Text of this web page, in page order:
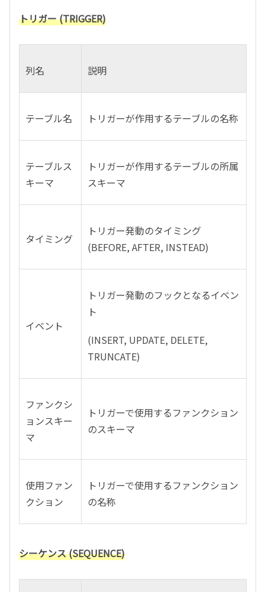
トリガー (TRIGGER)
列名 説明
テーブル名 トリガーが作用するテーブルの名称
テーブルス
キーマ
トリガーが作用するテーブルの所属
スキーマ
タイミング
トリガー発動のタイミング
(BEFORE, AFTER, INSTEAD)
イベント
トリガー発動のフックとなるイベン
ト
(INSERT, UPDATE, DELETE,
TRUNCATE)
ファンクシ
ョンスキー
マ
トリガーで使用するファンクション
のスキーマ
使用ファン
クション
トリガーで使用するファンクション
の名称
シーケンス (SEQUENCE)